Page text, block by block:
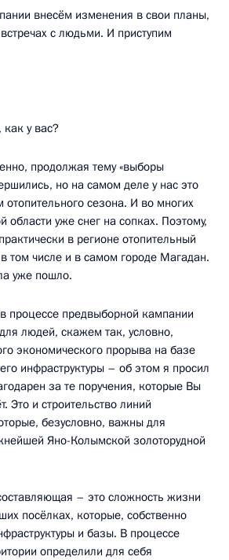
внесём изменения в свои планы,
с людьми. И приступим
у вас?
продолжая тему «выборы
но на самом деле у нас это
отопительного сезона. И во многих
области уже снег на сопках. Поэтому,
в регионе отопительный
том числе и в самом городе Магадан.
уже пошло.
процессе предвыборной кампании
людей, скажем так, условно,
экономического прорыва на базе
инфраструктуры – об этом я просил
за те поручения, которые Вы
Это и строительство линий
безусловно, важны для
Яно-Колымской золоторудной
– это сложность жизни
посёлках, которые, собственно
и базы. В процессе
определили для себя